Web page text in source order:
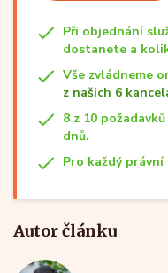
Při objednání
dostanete a
Vše zvládneme
z našich 6
8 z 10
dnů.
Pro každý
Autor článku